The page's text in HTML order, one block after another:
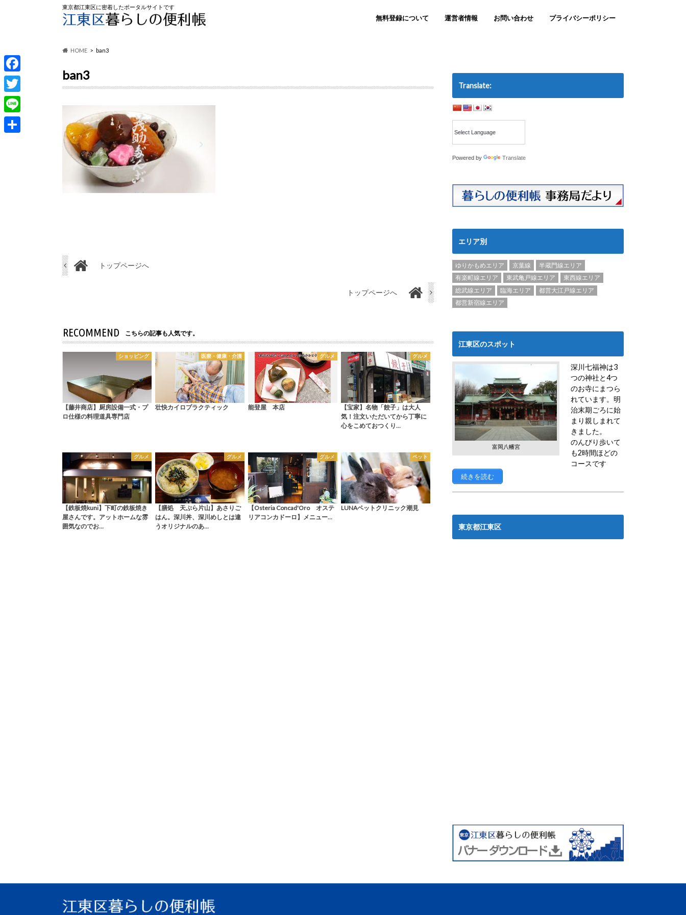
東京都江東区に密着したポータルサイトです
無料登録について 運営者情報 お問い合わせ プライバシーポリシー
HOME ban3
ban3
トップページへ
トップページへ
RECOMMEND こちらの記事も人気です。
ショッピング
【藤井商店】厨房設備一式・プ
ロ仕様の料理道具専門店
医療・健康・介護
壮快カイロプラクティック
グルメ
能登屋 本店
グルメ
【宝家】名物「餃子」は大人
気！注文いただいてから丁寧に
心をこめておつくり…
グルメ
【鉄板焼kuni】下町の鉄板焼き
屋さんです。アットホームな雰
囲気なのでお…
グルメ
【膳処 天ぷら片山】あさりご
はん。深川丼、深川めしとは違
うオリジナルのあ…
グルメ
【Osteria Concad'Oro オステ
リアコンカドーロ】メニュー…
ペット
LUNAペットクリニック潮見
Translate:
Powered by Translate
エリア別
ゆりかもめエリア 京葉線
半蔵門線エリア
有楽町線エリア
東武亀戸線エリア
東西線エリア
総武線エリア
臨海エリア
都営大江戸線エリア
都営新宿線エリア
江東区のスポット
富岡八幡宮
深川七福神は3
つの神社と4つ
のお寺にまつら
れています。明
治末期ごろに始
まり親しまれて
きました。
のんびり歩いて
も2時間ほどの
コースです
続きを読む
東京都江東区
F
a
c
e
T
w
i
L